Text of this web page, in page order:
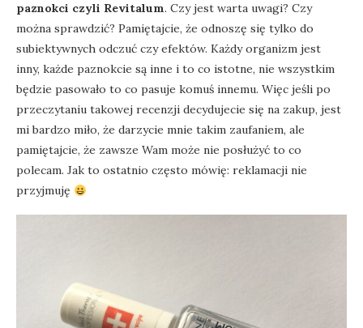
paznokci czyli Revitalum. Czy jest warta uwagi? Czy
można sprawdzić? Pamiętajcie, że odnoszę się tylko do
subiektywnych odczuć czy efektów. Każdy organizm jest
inny, każde paznokcie są inne i to co istotne, nie wszystkim
będzie pasowało to co pasuje komuś innemu. Więc jeśli po
przeczytaniu takowej recenzji decydujecie się na zakup, jest
mi bardzo miło, że darzycie mnie takim zaufaniem, ale
pamiętajcie, że zawsze Wam może nie posłużyć to co
polecam. Jak to ostatnio często mówię: reklamacji nie
przyjmuję